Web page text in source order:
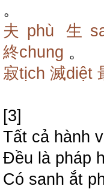
。
夫phù
生
終chung 。
寂tịch 滅diệt
[3]
Tất cả hành
Đều là pháp
Có sanh ắt